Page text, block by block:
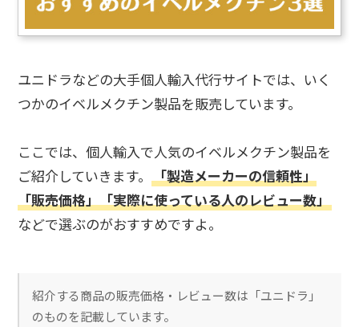
ユニドラなどの大手個人輸入代行サイトでは、いく
つかのイベルメクチン製品を販売しています。
ここでは、個人輸入で人気のイベルメクチン製品を
ご紹介していきます。「製造メーカーの信頼性」
「販売価格」「実際に使っている人のレビュー数」
などで選ぶのがおすすめですよ。
紹介する商品の販売価格・レビュー数は「ユニドラ」
のものを記載しています。